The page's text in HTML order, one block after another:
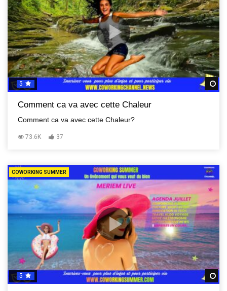
5
Comment ca va avec cette Chaleur
Comment ca va avec cette Chaleur?
73.6K 37
COWORKING SUMMER
5